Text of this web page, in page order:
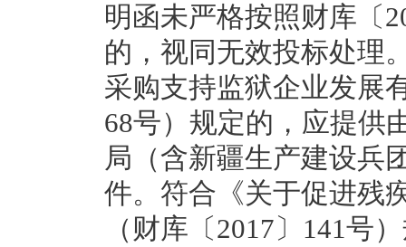
明函未严格按照财库〔
的，视同无效投标处理
采购支持监狱企业发展
68号）规定的，应提供
局（含新疆生产建设兵
件。符合《关于促进残
（财库〔2017〕141号